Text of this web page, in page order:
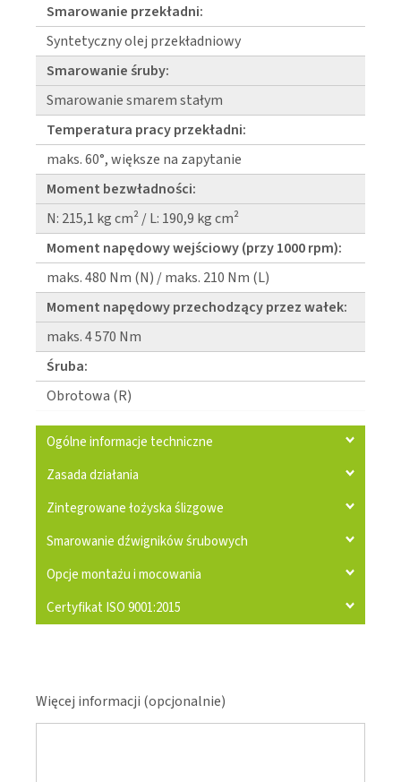
Smarowanie przekładni:
Syntetyczny olej przekładniowy
Smarowanie śruby:
Smarowanie smarem stałym
Temperatura pracy przekładni:
maks. 60°, większe na zapytanie
Moment bezwładności:
N: 215,1 kg cm² / L: 190,9 kg cm²
Moment napędowy wejściowy (przy 1000 rpm):
maks. 480 Nm (N) / maks. 210 Nm (L)
Moment napędowy przechodzący przez wałek:
maks. 4 570 Nm
Śruba:
Obrotowa (R)
Ogólne informacje techniczne
Zasada działania
Zintegrowane łożyska ślizgowe
Smarowanie dźwigników śrubowych
Opcje montażu i mocowania
Certyfikat ISO 9001:2015
Więcej informacji (opcjonalnie)